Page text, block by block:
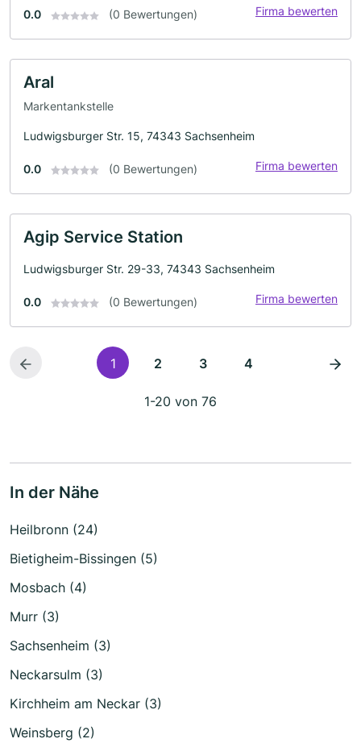
0.0 (0 Bewertungen) Firma bewerten
Aral
Markentankstelle
Ludwigsburger Str. 15, 74343 Sachsenheim
0.0 (0 Bewertungen) Firma bewerten
Agip Service Station
Ludwigsburger Str. 29-33, 74343 Sachsenheim
0.0 (0 Bewertungen) Firma bewerten
1 2 3 4
1-20 von 76
In der Nähe
Heilbronn (24)
Bietigheim-Bissingen (5)
Mosbach (4)
Murr (3)
Sachsenheim (3)
Neckarsulm (3)
Kirchheim am Neckar (3)
Weinsberg (2)